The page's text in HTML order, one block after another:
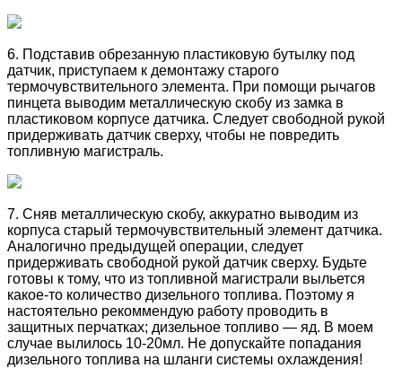
6. Подставив обрезанную пластиковую бутылку под
датчик, приступаем к демонтажу старого
термочувствительного элемента. При помощи рычагов
пинцета выводим металлическую скобу из замка в
пластиковом корпусе датчика. Следует свободной рукой
придерживать датчик сверху, чтобы не повредить
топливную магистраль.
7. Сняв металлическую скобу, аккуратно выводим из
корпуса старый термочувствительный элемент датчика.
Аналогично предыдущей операции, следует
придерживать свободной рукой датчик сверху. Будьте
готовы к тому, что из топливной магистрали выльется
какое-то количество дизельного топлива. Поэтому я
настоятельно рекоммендую работу проводить в
защитных перчатках; дизельное топливо — яд. В моем
случае вылилось 10-20мл. Не допускайте попадания
дизельного топлива на шланги системы охлаждения!